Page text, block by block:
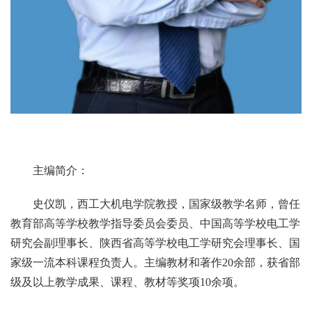
主编简介：
史仪凯，西工大机电学院教授，国家级教学名师，曾任
教育部高等学校教学指导委员会委员、中国高等学校电工学
研究会副理事长、陕西省高等学校电工学研究会理事长、国
家级一流本科课程负责人。主编教材和著作20余部，获省部
级及以上教学成果、课程、教材等奖项10余项。